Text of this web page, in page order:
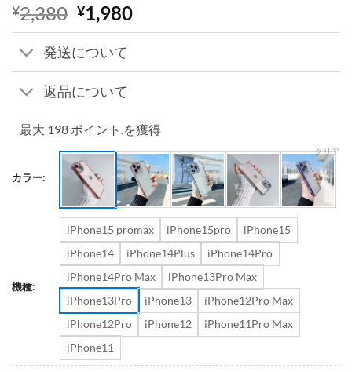
¥2,380 元
の
価
格
は
で
た。
¥1,980現
在
価
¥1,980
で
す。
発送について
返品について
最大 198 ポイント.を獲得
カラー:
機種:
iPhone15 promax iPhone15pro
iPhone15
iPhone14
iPhone14Plus
iPhone14Pro
iPhone14Pro Max
iPhone13Pro Max
iPhone13Pro
iPhone13
iPhone12Pro Max
iPhone12Pro
iPhone12
iPhone11Pro Max
iPhone11
クリア